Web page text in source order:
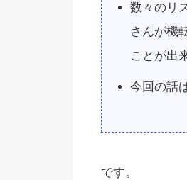
数々のリ
さんが機
ことが出
今回の話
です。